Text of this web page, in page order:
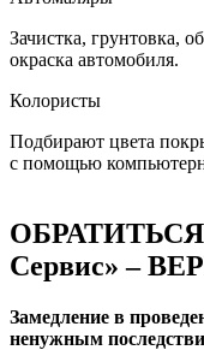
Зачистка, грунтовка,
окраска автомобиля.
Колористы
Подбирают цвета
с помощью
ОБРАТИТЬСЯ
Сервис» –
Замедление в
ненужным